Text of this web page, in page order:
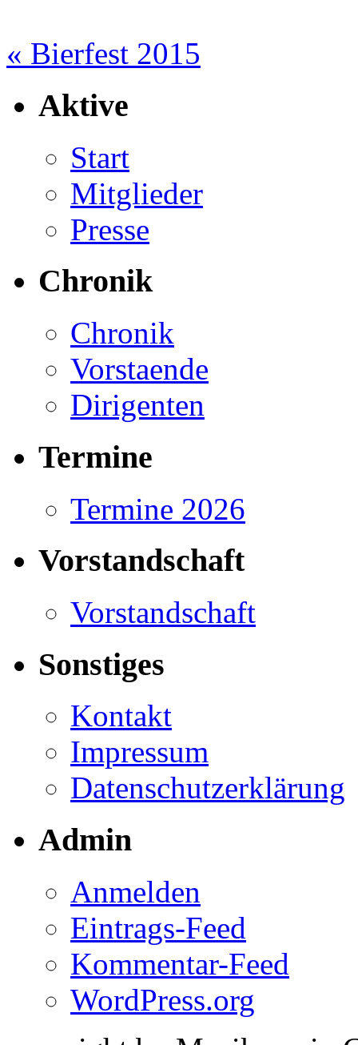
« Bierfest 2015
Aktive
Start
Mitglieder
Presse
Chronik
Chronik
Vorstaende
Dirigenten
Termine
Termine 2026
Vorstandschaft
Vorstandschaft
Sonstiges
Kontakt
Impressum
Datenschutzerklärung
Admin
Anmelden
Eintrags-Feed
Kommentar-Feed
WordPress.org